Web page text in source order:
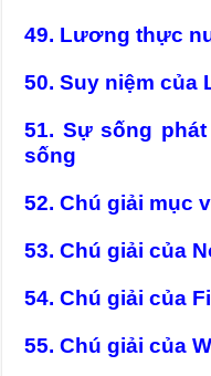
49. Lương thực
50. Suy niệm của
51. Sự sống
sống
52. Chú giải mục
53. Chú giải của
54. Chú giải của
55. Chú giải của